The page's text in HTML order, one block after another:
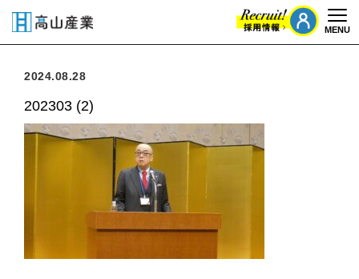
MENU
2024.08.28
202303 (2)